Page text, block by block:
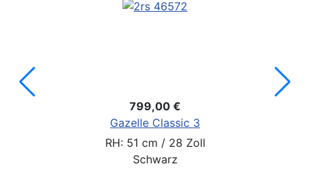
799,00 €
Gazelle Classic 3
RH: 51 cm / 28 Zoll
Schwarz